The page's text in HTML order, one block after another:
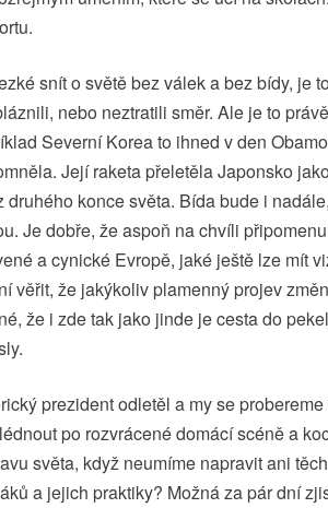
snít o světě bez válek a bez bídy, je
nebo neztratili směr. Ale je to
Severní Korea to ihned v den
Její raketa přeletěla Japonsko
druhého konce světa. Bída bude i
Je dobře, že aspoň na chvíli
a cynické Evropě, jaké ještě lze mít
věřit, že jakýkoliv plamenný projev
že i zde tak jako jinde je cesta do
prezident odletěl a my se
po rozvrácené domácí scéně a
světa, když neumíme napravit ani
a jejich praktiky? Možná za pár dní